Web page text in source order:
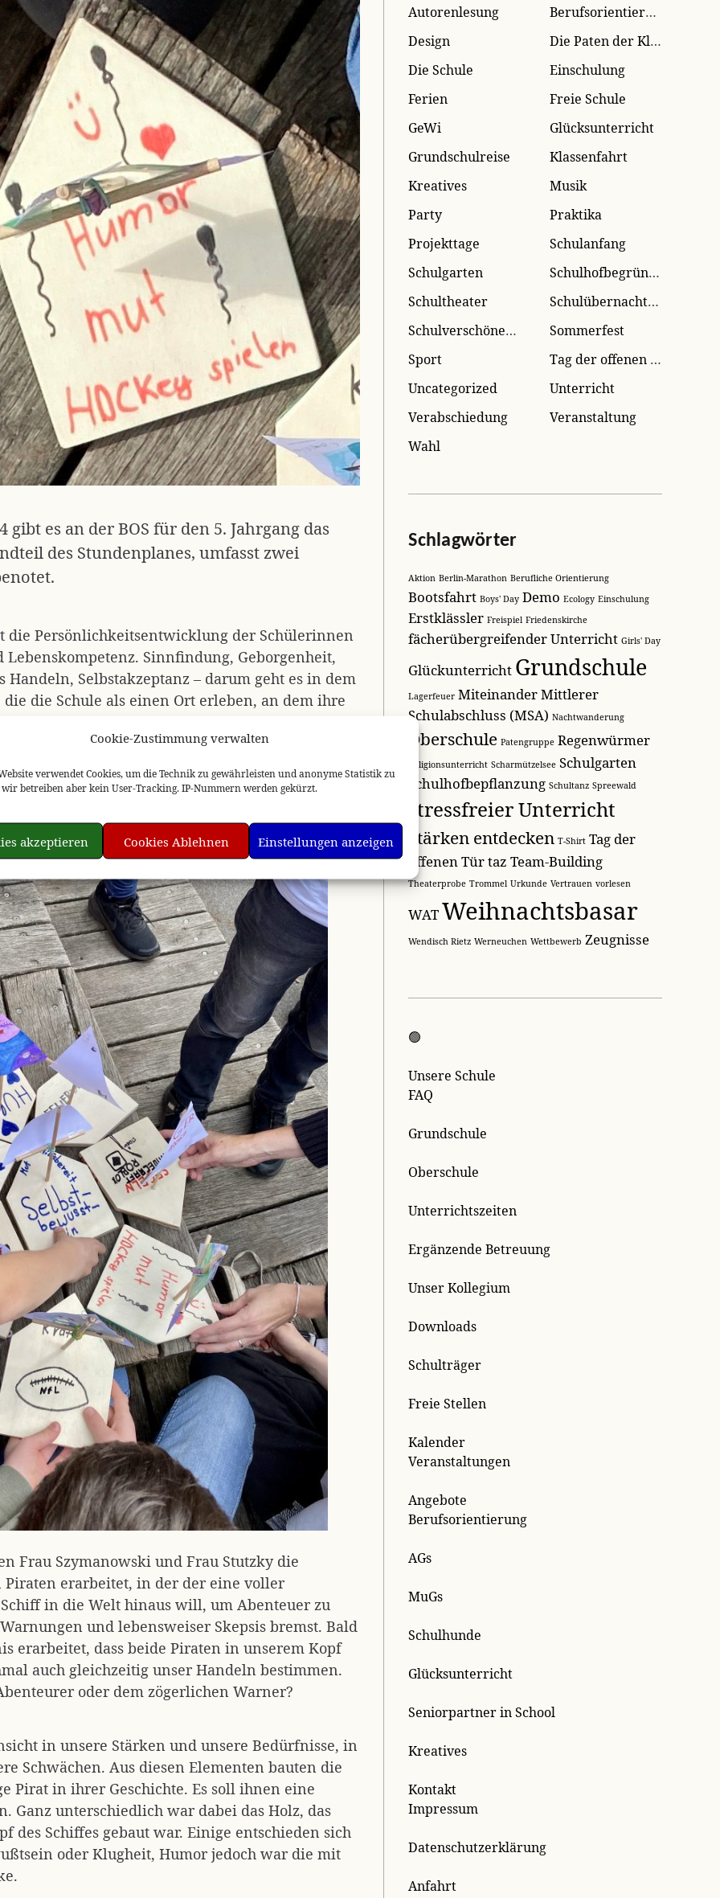
Cookie-Zustimmung verwalten
verwendet Cookies, um die Technik zu gewährleisten und anonyme Statistik zu
betreiben aber kein User-Tracking. IP-Nummern werden gekürzt.
akzeptieren Cookies Ablehnen Einstellungen anzeigen
gibt es an der BOS für den 5. Jahrgang das
des Stundenplanes, umfasst zwei
die Persönlichkeitsentwicklung der Schülerinnen
Sinnfindung, Geborgenheit,
Handeln, Selbstakzeptanz – darum geht es in dem
die Schule als einen Ort erleben, an dem ihre
Frau Szymanowski und Frau Stutzky die
Piraten erarbeitet, in der der eine voller
in die Welt hinaus will, um Abenteuer zu
und lebensweiser Skepsis bremst. Bald
erarbeitet, dass beide Piraten in unserem Kopf
auch gleichzeitig unser Handeln bestimmen.
oder dem zögerlichen Warner?
in unsere Stärken und unsere Bedürfnisse, in
Schwächen. Aus diesen Elementen bauten die
Pirat in ihrer Geschichte. Es soll ihnen eine
Ganz unterschiedlich war dabei das Holz, das
des Schiffes gebaut war. Einige entschieden sich
oder Klugheit, Humor jedoch war die mit
Autorenlesung
Berufsorientierung
Design
Die Paten der Kleinen
Die Schule
Einschulung
Ferien
Freie Schule
GeWi
Glücksunterricht
Grundschulreise
Klassenfahrt
Kreatives
Musik
Party
Praktika
Projekttage
Schulanfang
Schulgarten
Schulhofbegrünung
Schultheater
Schulübernachtung
Schulverschönerung
Sommerfest
Sport
Tag der offenen Tür
Uncategorized
Unterricht
Verabschiedung
Veranstaltung
Wahl
Schlagwörter
Aktion Berlin-Marathon Berufliche Orientierung
Bootsfahrt Boys' Day Demo Ecology Einschulung
Erstklässler Freispiel Friedenskirche
fächerübergreifender Unterricht Girls' Day
Glückunterricht Grundschule
Lagerfeuer MiteinanderMittlerer
Schulabschluss (MSA) Nachtwanderung
Oberschule Patengruppe Regenwürmer
Religionsunterricht Scharmützelsee Schulgarten
Schulhofbepflanzung Schultanz Spreewald
stressfreier Unterricht
Stärken entdecken T-Shirt Tag der
offenen Türtaz Team-Building
Theaterprobe Trommel Urkunde Vertrauen vorlesen
WATWeihnachtsbasar
Wendisch Rietz Werneuchen Wettbewerb Zeugnisse
🟢
Unsere Schule
FAQ
Grundschule
Oberschule
Unterrichtszeiten
Ergänzende Betreuung
Unser Kollegium
Downloads
Schulträger
Freie Stellen
Kalender
Veranstaltungen
Angebote
Berufsorientierung
AGs
MuGs
Schulhunde
Glücksunterricht
Seniorpartner in School
Kreatives
Kontakt
Impressum
Datenschutzerklärung
Anfahrt